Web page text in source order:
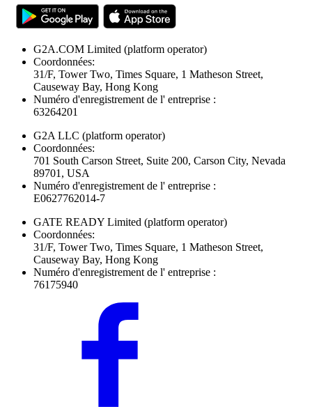
G2A.COM Limited (platform operator)
Coordonnées:
31/F, Tower Two, Times Square, 1 Matheson Street,
Causeway Bay, Hong Kong
Numéro d'enregistrement de l' entreprise :
63264201
G2A LLC (platform operator)
Coordonnées:
701 South Carson Street, Suite 200, Carson City, Nevada
89701, USA
Numéro d'enregistrement de l' entreprise :
E0627762014-7
GATE READY Limited (platform operator)
Coordonnées:
31/F, Tower Two, Times Square, 1 Matheson Street,
Causeway Bay, Hong Kong
Numéro d'enregistrement de l' entreprise :
76175940